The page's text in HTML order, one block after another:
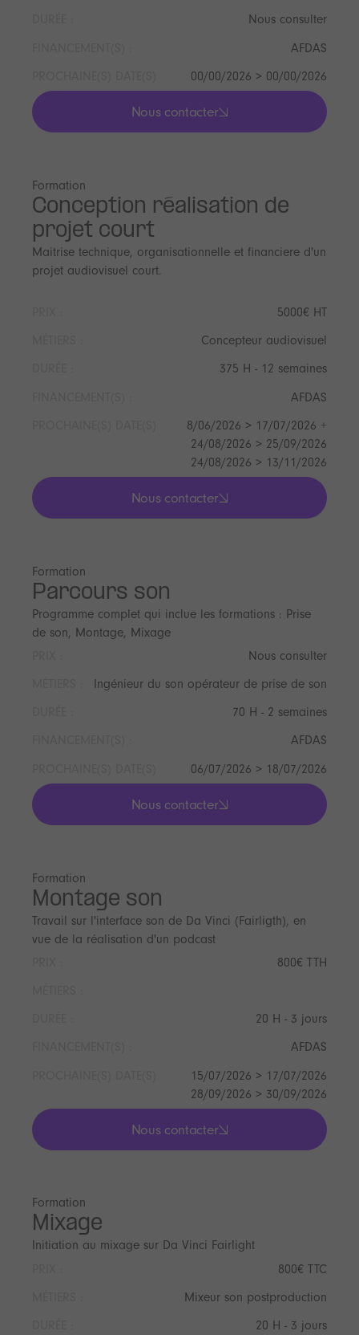
Nous consulter
AFDAS
00/00/2026 > 00/00/2026
lis les actualités
Nous contacter
Formation
Conception réalisation de
projet court
Maitrise technique, organisationnelle et financiere d'un
projet audiovisuel court.
5000€ HT
Concepteur audiovisuel
375 H - 12 semaines
AFDAS
8/06/2026 > 17/07/2026 +
24/08/2026 > 25/09/2026
24/08/2026 > 13/11/2026
lis les actualités
Nous contacter
Formation
Parcours son
Programme complet qui inclue les formations : Prise
de son, Montage, Mixage
Nous consulter
Ingénieur du son opérateur de prise de son
70 H - 2 semaines
AFDAS
06/07/2026 > 18/07/2026
lis les actualités
Nous contacter
Formation
Montage son
Travail sur l'interface son de Da Vinci (Fairligth), en
vue de la réalisation d'un podcast
800€ TTH
20 H - 3 jours
AFDAS
15/07/2026 > 17/07/2026
28/09/2026 > 30/09/2026
lis les actualités
Nous contacter
Formation
Mixage
Initiation au mixage sur Da Vinci Fairlight
800€ TTC
Mixeur son postproduction
20 H - 3 jours